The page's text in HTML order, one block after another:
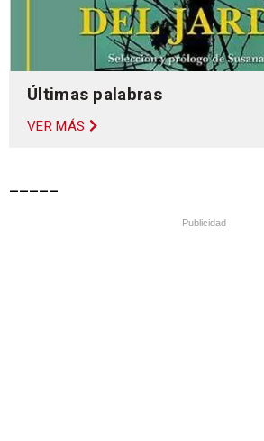
Últimas palabras
VER MÁS
Publicidad